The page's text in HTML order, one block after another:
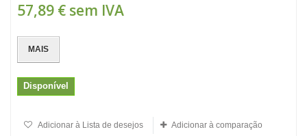
57,89 € sem IVA
MAIS
Disponível
Adicionar à Lista de desejos Adicionar à comparação